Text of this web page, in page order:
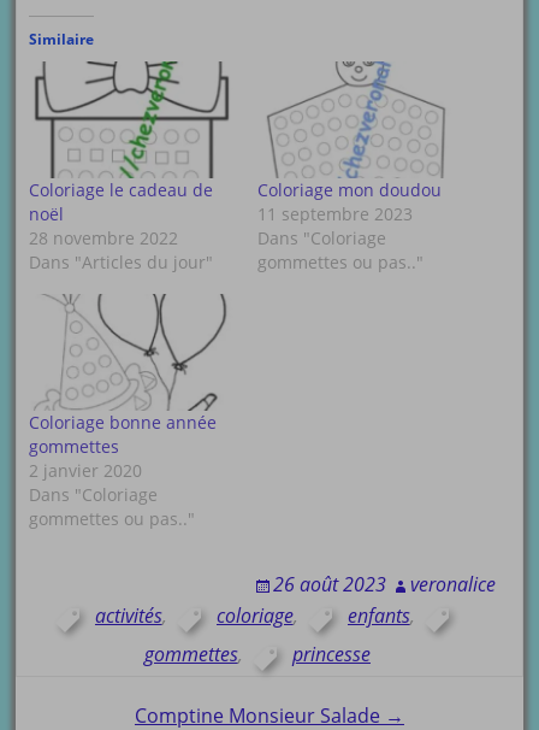
Similaire
Coloriage le cadeau de
noël
28 novembre 2022
Dans "Articles du jour"
Coloriage mon doudou
11 septembre 2023
Dans "Coloriage
gommettes ou pas.."
Coloriage bonne année
gommettes
2 janvier 2020
Dans "Coloriage
gommettes ou pas.."
26 août 2023
veronalice
activités, coloriage, enfants,
gommettes, princesse
Comptine Monsieur Salade →